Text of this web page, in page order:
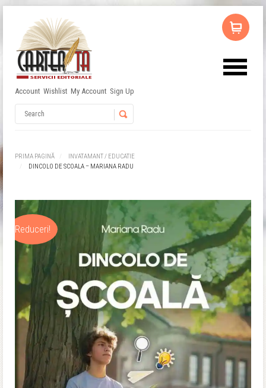
Account Wishlist My Account Sign Up
PRIMA PAGINĂ
INVATAMANT / EDUCATIE
DINCOLO DE SCOALA – MARIANA RADU
Reduceri!
Remember Me
Nu ai niciun produs în coș.